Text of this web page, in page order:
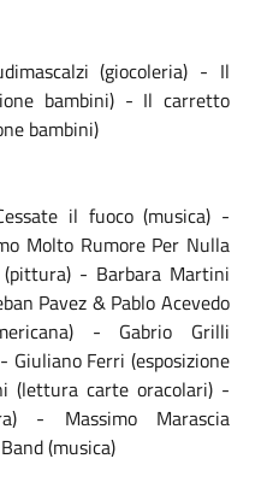
(giocoleria) - Il
bambini) - Il carretto
bambini)
il fuoco (musica) -
Molto Rumore Per Nulla
- Barbara Martini
Pavez & Pablo Acevedo
- Gabrio Grilli
Ferri (esposizione
(lettura carte oracolari) -
- Massimo Marascia
(musica)